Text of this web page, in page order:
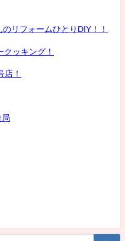
リフォームひとりDIY！！
ッキング！
店！